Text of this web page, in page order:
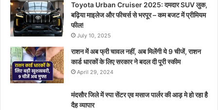
Toyota Urban Cruiser 2025: दमदार SUV लुक,
बढ़िया माइलेज और फीचर्स से भरपूर – कम बजट में प्रीमियम
फील!
July 10, 2025
राशन में अब फ्री चावल नहीं, अब मिलेंगी ये 9 चीजें, राशन
कार्ड धारकों के लिए सरकार ने बदल दी पूरी स्कीम
April 29, 2024
मंदसौर जिले में स्पा सेंटर एव मसाज पार्लर की आड़ मे हो रहा है
दैह व्यापार